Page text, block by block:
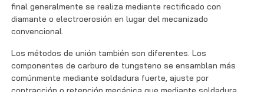
final generalmente se realiza mediante rectificado con
diamante o electroerosión en lugar del mecanizado
convencional.
Los métodos de unión también son diferentes. Los
componentes de carburo de tungsteno se ensamblan más
comúnmente mediante soldadura fuerte, ajuste por